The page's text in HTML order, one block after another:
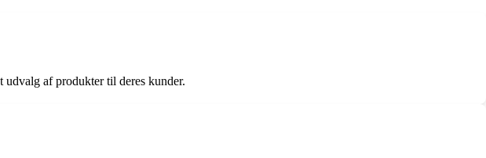
udvalg af produkter til deres kunder.